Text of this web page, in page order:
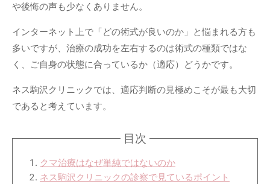
や後悔の声も少なくありません。
インターネット上で「どの術式が良いのか」と悩まれる方も
多いですが、治療の成功を左右するのは術式の種類ではな
く、ご自身の状態に合っているか（適応）どうかです。
ネス駒沢クリニックでは、適応判断の見極めこそが最も大切
であると考えています。
目次
クマ治療はなぜ単純ではないのか
ネス駒沢クリニックの診察で見ているポイント